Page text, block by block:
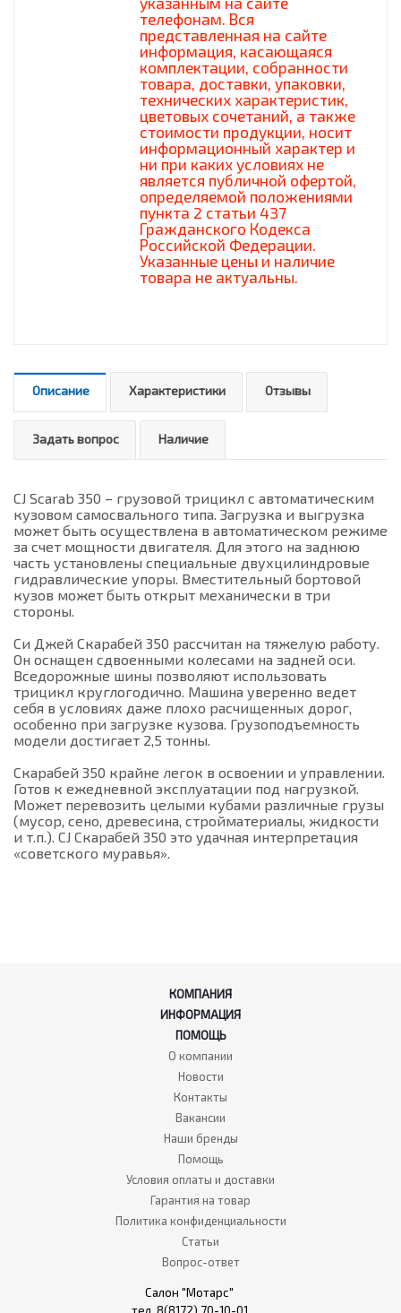
телефонам. Вся
представленная на сайте
информация, касающаяся
комплектации, собранности
товара, доставки, упаковки,
технических характеристик,
цветовых сочетаний, а также
стоимости продукции, носит
информационный характер и
ни при каких условиях не
является публичной офертой,
определяемой положениями
пункта 2 статьи 437
Гражданского Кодекса
Российской Федерации.
Указанные цены и наличие
товара не актуальны.
Описание Характеристики Отзывы
Задать вопрос Наличие
CJ Scarab 350 – грузовой трицикл с автоматическим
кузовом самосвального типа. Загрузка и выгрузка
может быть осуществлена в автоматическом режиме
за счет мощности двигателя. Для этого на заднюю
часть установлены специальные двухцилиндровые
гидравлические упоры. Вместительный бортовой
кузов может быть открыт механически в три
стороны.
Си Джей Скарабей 350 рассчитан на тяжелую работу.
Он оснащен сдвоенными колесами на задней оси.
Вседорожные шины позволяют использовать
трицикл круглогодично. Машина уверенно ведет
себя в условиях даже плохо расчищенных дорог,
особенно при загрузке кузова. Грузоподъемность
модели достигает 2,5 тонны.
Скарабей 350 крайне легок в освоении и управлении.
Готов к ежедневной эксплуатации под нагрузкой.
Может перевозить целыми кубами различные грузы
(мусор, сено, древесина, стройматериалы, жидкости
и т.п.). CJ Скарабей 350 это удачная интерпретация
«советского муравья».
КОМПАНИЯ
ИНФОРМАЦИЯ
ПОМОЩЬ
О компании
Новости
Контакты
Вакансии
Наши бренды
Помощь
Условия оплаты и доставки
Гарантия на товар
Политика конфиденциальности
Статьи
Вопрос-ответ
Салон "Мотарс"